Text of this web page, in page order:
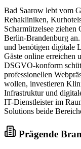
Bad Saarow lebt vom
Rehakliniken,
Scharmützelsee ziehen
Berlin-Brandenburg
und benötigen digitale
Gäste online erreichen
DSGVO-konform
professionellen
wollen, investieren
Infrastruktur und
IT-Dienstleister im
Solutions beide
Prägende